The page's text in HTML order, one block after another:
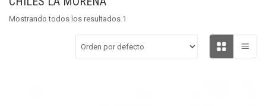
Mostrando todos los resultados 1